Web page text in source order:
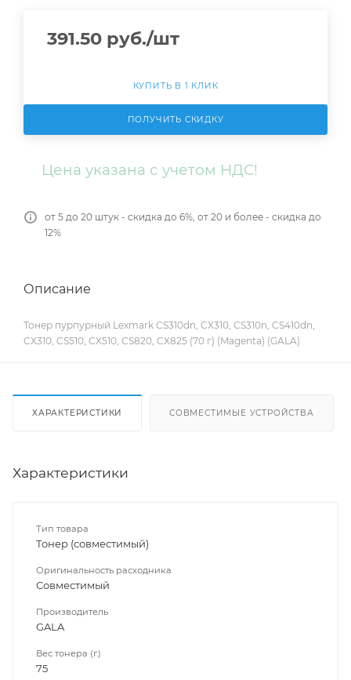
391.50 руб./шт
КУПИТЬ В 1 КЛИК
ПОЛУЧИТЬ СКИДКУ
Цена указана с учетом НДС!
от 5 до 20 штук - скидка до 6%, от 20 и более - скидка до
12%
Описание
Тонер пурпурный Lexmark CS310dn, CX310, CS310n, CS410dn,
CX310, CS510, CX510, CS820, CX825 (70 г) (Magenta) (GALA)
ХАРАКТЕРИСТИКИ СОВМЕСТИМЫЕ УСТРОЙСТВА
Характеристики
Тип товара
Тонер (совместимый)
Оригинальность расходника
Совместимый
Производитель
GALA
Вес тонера (г.)
75